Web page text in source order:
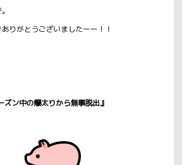
りがとうございましたーー！！
ズン中の爆太りから無事脱出』